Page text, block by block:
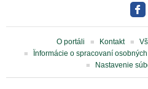
O portáli Kontakt
Ïnformácie o spracovaní
Nastavenie